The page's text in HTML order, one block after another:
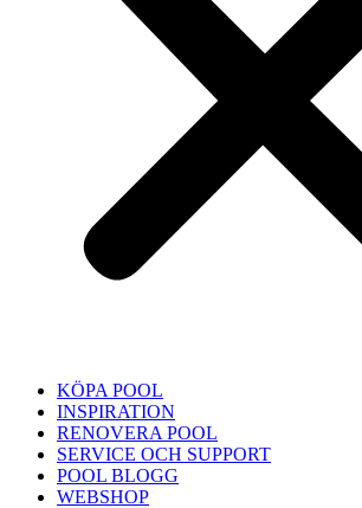
KÖPA POOL
INSPIRATION
RENOVERA POOL
SERVICE OCH SUPPORT
POOL BLOGG
WEBSHOP